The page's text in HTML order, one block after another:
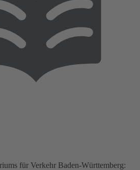
für Verkehr Baden-Württemberg: